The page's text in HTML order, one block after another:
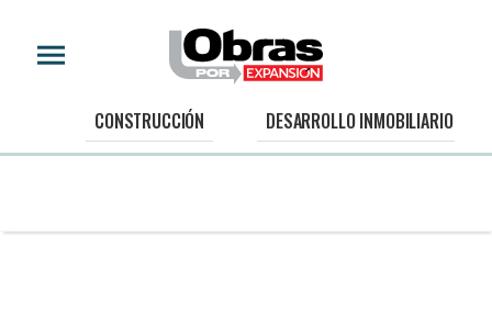
CONSTRUCCIÓN DESARROLLO INMOBILIARIO